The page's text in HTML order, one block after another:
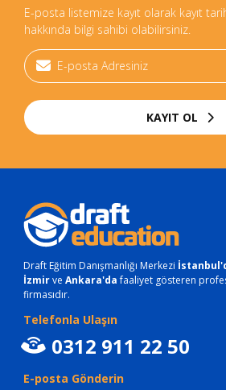
E-posta listemize kayıt olarak kayıt
hakkında bilgi sahibi olabilirsiniz.
KAYIT OL
Draft Eğitim Danışmanlığı Merkezi
İzmirve Ankara'dafaaliyet gösteren
firmasıdır.
Telefonla Ulaşın
0312 911 22 50
E-posta Gönderin